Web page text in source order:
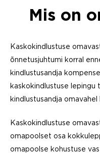
Mis on
Kaskokindlustuse
õnnetusjuhtumi korral
kindlustusandja
kaskokindlustuse lepingu
kindlustusandja omavahel
Kaskokindlustuse
omapoolset osa
omapoolse kohustuse